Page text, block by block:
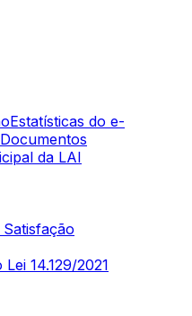
Estatísticas do e-
Documentos
da LAI
Satisfação
14.129/2021